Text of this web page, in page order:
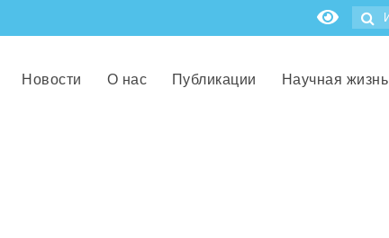
Новости О нас Публикации Научная жизнь